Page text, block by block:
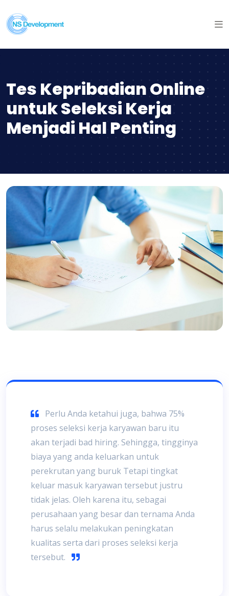
Tes Kepribadian Online
untuk Seleksi Kerja
Menjadi Hal Penting
Perlu Anda ketahui juga, bahwa 75%
proses seleksi kerja karyawan baru itu
akan terjadi bad hiring. Sehingga, tingginya
biaya yang anda keluarkan untuk
perekrutan yang buruk Tetapi tingkat
keluar masuk karyawan tersebut justru
tidak jelas. Oleh karena itu, sebagai
perusahaan yang besar dan ternama Anda
harus selalu melakukan peningkatan
kualitas serta dari proses seleksi kerja
tersebut.